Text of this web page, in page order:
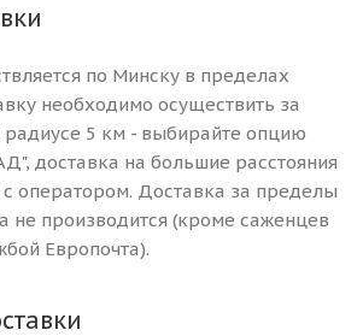
по Минску в пределах
необходимо осуществить за
5 км - выбирайте опцию
доставка на большие расстояния
с оператором. Доставка за пределы
не производится (кроме саженцев
Европочта).